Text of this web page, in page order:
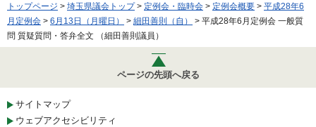
トップページ > 埼玉県議会トップ> 定例会・臨時会 > 定例会概要 > 平成28年6
月定例会 > 6月13日（月曜日） > 細田善則（自）
> 平成28年6月定例会 一般質
問 質疑質問・答弁全文 （細田善則議員）
ページの先頭へ戻る
サイトマップ
ウェブアクセシビリティ